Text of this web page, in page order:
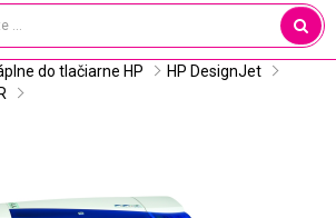
do tlačiarne HP
HP DesignJet